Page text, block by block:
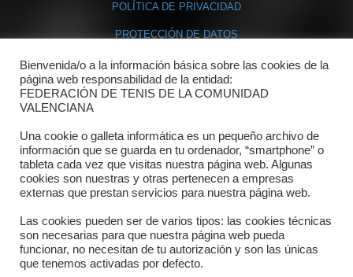
POLÍTICA DE PRIVACIDAD
PROTECCIÓN DE DATOS
POLÍTICA DE COOKIES
Dónde estamos
Directorio departamentos
Horario
Formulario de contacto
Bienvenida/o a la información básica sobre las cookies de la
página web responsabilidad de la entidad:
FEDERACIÓN DE TENIS DE LA COMUNIDAD
VALENCIANA
Una cookie o galleta informática es un pequeño archivo de
información que se guarda en tu ordenador, “smartphone” o
tableta cada vez que visitas nuestra página web. Algunas
cookies son nuestras y otras pertenecen a empresas
externas que prestan servicios para nuestra página web.
Las cookies pueden ser de varios tipos: las cookies técnicas
son necesarias para que nuestra página web pueda
funcionar, no necesitan de tu autorización y son las únicas
que tenemos activadas por defecto.